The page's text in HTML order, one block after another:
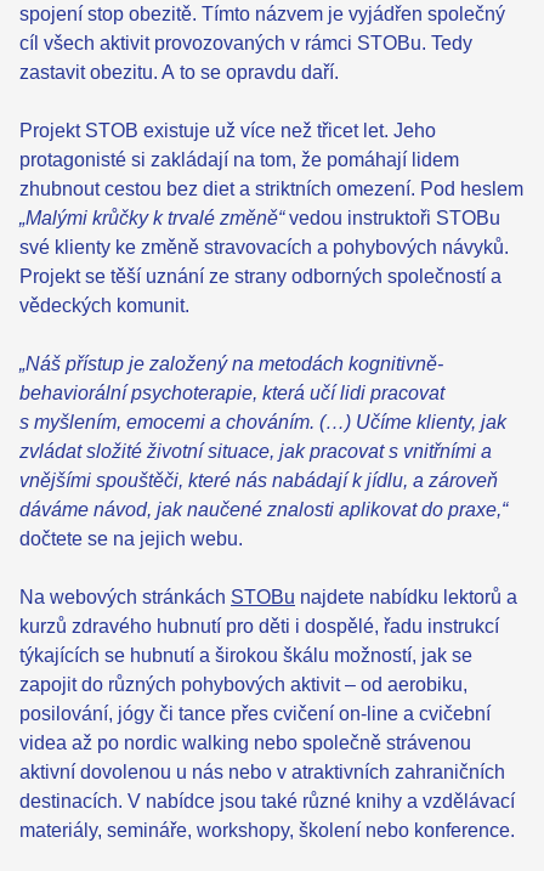
spojení stop obezitě. Tímto názvem je vyjádřen společný
cíl všech aktivit provozovaných v rámci STOBu. Tedy
zastavit obezitu. A to se opravdu daří.
Projekt STOB existuje už více než třicet let. Jeho
protagonisté si zakládají na tom, že pomáhají lidem
zhubnout cestou bez diet a striktních omezení. Pod heslem
„Malými krůčky k trvalé změně“vedou instruktoři STOBu
své klienty ke změně stravovacích a pohybových návyků.
Projekt se těší uznání ze strany odborných společností a
vědeckých komunit.
„Náš přístup je založený na metodách kognitivně-
behaviorální psychoterapie, která učí lidi pracovat
s myšlením, emocemi a chováním. (…) Učíme klienty, jak
zvládat složité životní situace, jak pracovat s vnitřními a
vnějšími spouštěči, které nás nabádají k jídlu, a zároveň
dáváme návod, jak naučené znalosti aplikovat do praxe,“
dočtete se na jejich webu.
Na webových stránkách STOBu najdete nabídku lektorů a
kurzů zdravého hubnutí pro děti i dospělé, řadu instrukcí
týkajících se hubnutí a širokou škálu možností, jak se
zapojit do různých pohybových aktivit – od aerobiku,
posilování, jógy či tance přes cvičení on-line a cvičební
videa až po nordic walking nebo společně strávenou
aktivní dovolenou u nás nebo v atraktivních zahraničních
destinacích. V nabídce jsou také různé knihy a vzdělávací
materiály, semináře, workshopy, školení nebo konference.